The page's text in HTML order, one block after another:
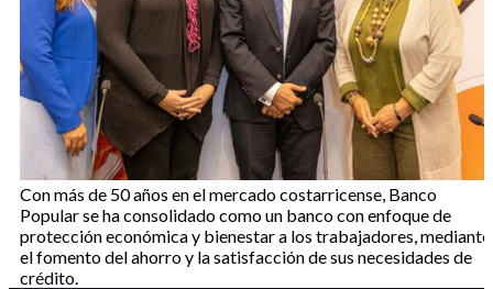
Con más de 50 años en el mercado costarricense, Banco
Popular se ha consolidado como un banco con enfoque de
protección económica y bienestar a los trabajadores, mediante
el fomento del ahorro y la satisfacción de sus necesidades de
crédito.